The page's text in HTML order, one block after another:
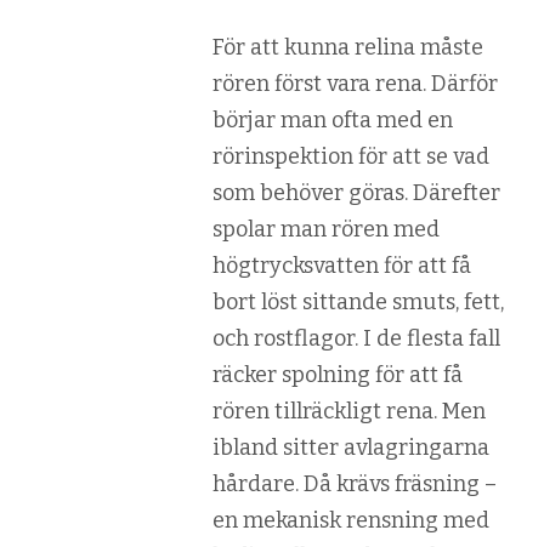
För att kunna relina måste
rören först vara rena. Därför
börjar man ofta med en
rörinspektion för att se vad
som behöver göras. Därefter
spolar man rören med
högtrycksvatten för att få
bort löst sittande smuts, fett,
och rostflagor. I de flesta fall
räcker spolning för att få
rören tillräckligt rena. Men
ibland sitter avlagringarna
hårdare. Då krävs fräsning –
en mekanisk rensning med